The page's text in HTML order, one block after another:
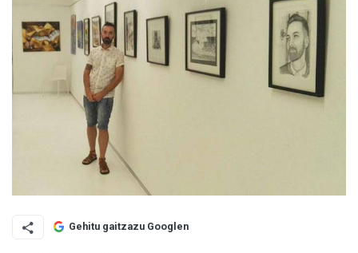
Gehitu gaitzazu Googlen